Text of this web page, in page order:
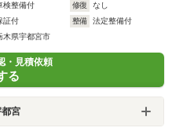
検整備付 修復
なし
証付 整備
法定整備付
木県宇都宮市
・見積依頼
る
宮